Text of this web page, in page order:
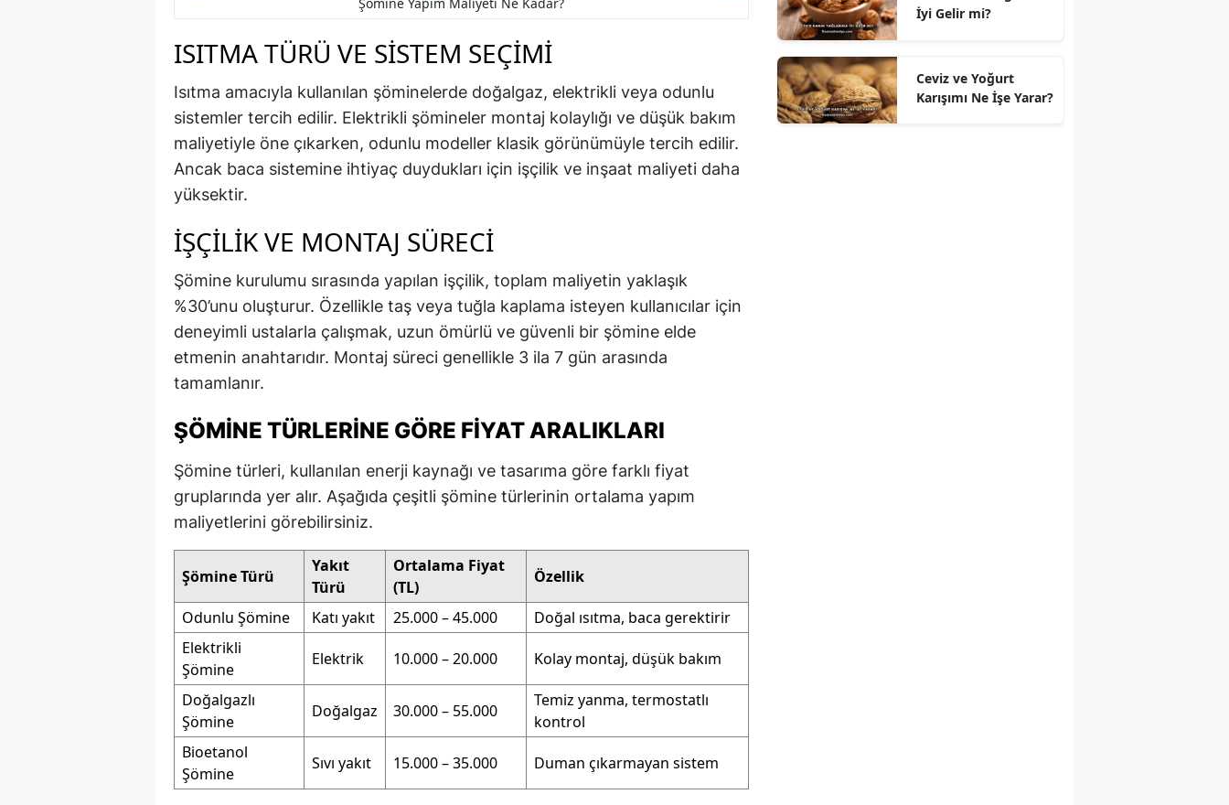
ISITMA TÜRÜ VE SISTEM SEÇIMI
Isıtma amacıyla kullanılan şöminelerde doğalgaz, elektrikli veya odunlu
sistemler tercih edilir. Elektrikli şömineler montaj kolaylığı ve düşük bakım
maliyetiyle öne çıkarken, odunlu modeller klasik görünümüyle tercih edilir.
Ancak baca sistemine ihtiyaç duydukları için işçilik ve inşaat maliyeti daha
yüksektir.
İŞÇILIK VE MONTAJ SÜRECI
Şömine kurulumu sırasında yapılan işçilik, toplam maliyetin yaklaşık
%30’unu oluşturur. Özellikle taş veya tuğla kaplama isteyen kullanıcılar için
deneyimli ustalarla çalışmak, uzun ömürlü ve güvenli bir şömine elde
etmenin anahtarıdır. Montaj süreci genellikle 3 ila 7 gün arasında
tamamlanır.
ŞÖMINE TÜRLERINE GÖRE FIYAT ARALIKLARI
Şömine türleri, kullanılan enerji kaynağı ve tasarıma göre farklı fiyat
gruplarında yer alır. Aşağıda çeşitli şömine türlerinin ortalama yapım
maliyetlerini görebilirsiniz.
Şömine Türü
Yakıt
Türü
Ortalama Fiyat
(TL)
Özellik
Odunlu Şömine Katı yakıt 25.000 – 45.000
Doğal ısıtma, baca gerektirir
Elektrikli
Şömine
Elektrik 10.000 – 20.000 Kolay montaj, düşük bakım
Doğalgazlı
Şömine
Doğalgaz 30.000 – 55.000
Temiz yanma, termostatlı
kontrol
Bioetanol
Şömine
Sıvı yakıt 15.000 – 35.000 Duman çıkarmayan sistem
İyi Gelir mi?
Ceviz ve Yoğurt
Karışımı Ne İşe Yarar?